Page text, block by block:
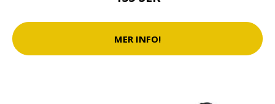
MER INFO!